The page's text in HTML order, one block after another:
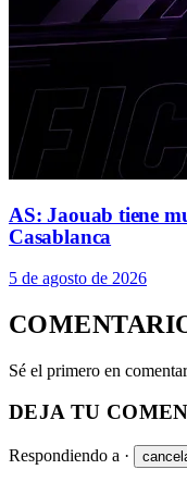
AS: Jaouab tiene
Casablanca
5 de agosto de 2026
Sé el primero en
DEJA TU
Respondiendo a ·